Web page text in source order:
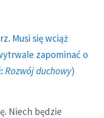
Musi się wciąż
zapominać o
Rozwój duchowy)
Niech będzie